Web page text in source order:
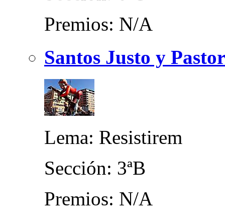
Premios: N/A
Santos Justo y
Lema: Resistirem
Sección: 3ªB
Premios: N/A